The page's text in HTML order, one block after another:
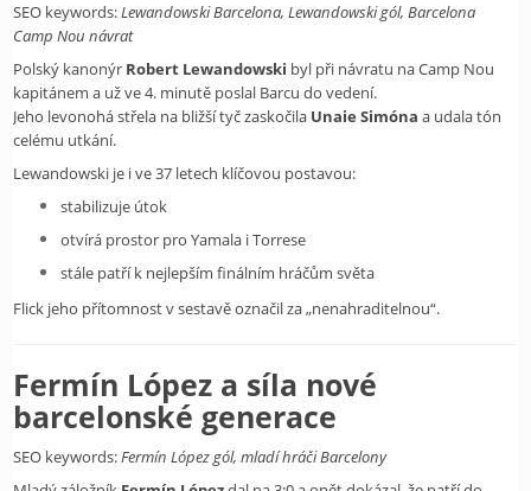
SEO keywords:Lewandowski Barcelona, Lewandowski gól, Barcelona
Camp Nou návrat
Polský kanonýr Robert Lewandowski byl při návratu na Camp Nou
kapitánem a už ve 4. minutě poslal Barcu do vedení.
Jeho levonohá střela na bližší tyč zaskočila Unaie Simóna a udala tón
celému utkání.
Lewandowski je i ve 37 letech klíčovou postavou:
stabilizuje útok
otvírá prostor pro Yamala i Torrese
stále patří k nejlepším finálním hráčům světa
Flick jeho přítomnost v sestavě označil za „nenahraditelnou“.
Fermín López a síla nové
barcelonské generace
SEO keywords:Fermín López gól, mladí hráči Barcelony